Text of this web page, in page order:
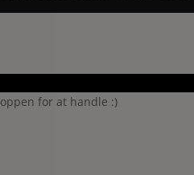
for at handle :)